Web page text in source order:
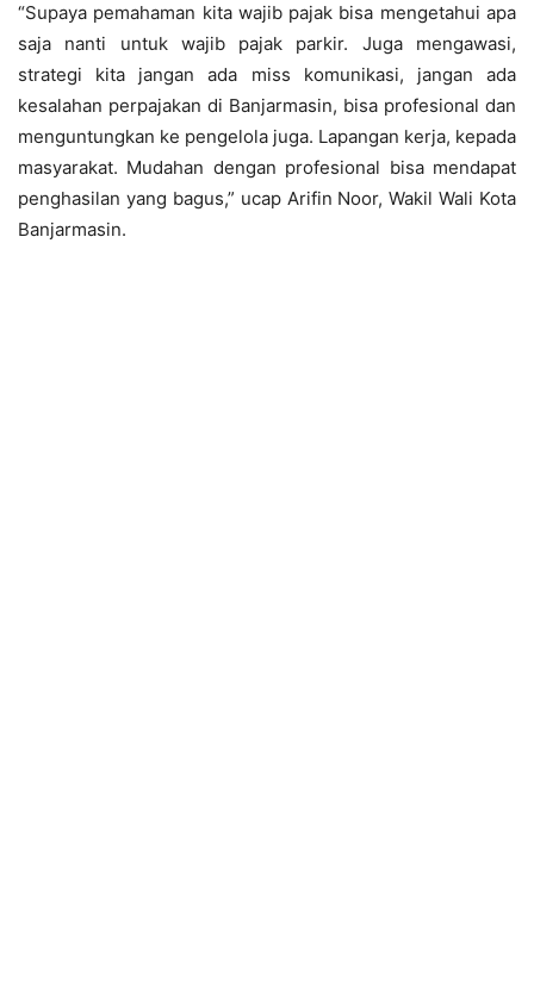
“Supaya pemahaman kita wajib pajak bisa mengetahui apa
saja nanti untuk wajib pajak parkir. Juga mengawasi,
strategi kita jangan ada miss komunikasi, jangan ada
kesalahan perpajakan di Banjarmasin, bisa profesional dan
menguntungkan ke pengelola juga. Lapangan kerja, kepada
masyarakat. Mudahan dengan profesional bisa mendapat
penghasilan yang bagus,” ucap Arifin Noor, Wakil Wali Kota
Banjarmasin.